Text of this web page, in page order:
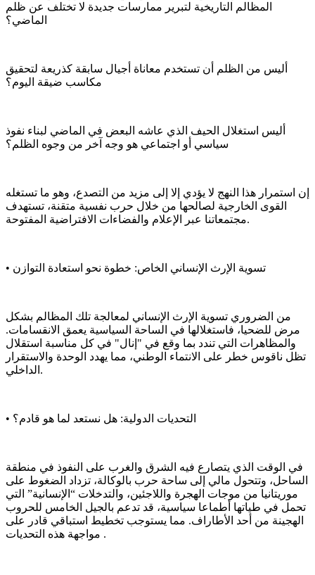
المظالم التاريخية لتبرير ممارسات جديدة لا تختلف عن ظلم
الماضي؟
أليس من الظلم أن تستخدم معاناة أجيال سابقة كذريعة لتحقيق
أليس استغلال الحيف الذي عاشه البعض في الماضي لبناء نفوذ
إن استمرار هذا النهج لا يؤدي إلا إلى مزيد من التصدع، وهو ما تستغله
القوى الخارجية لصالحها من خلال حرب نفسية متقنة، تستهدف
مجتمعاتنا عبر الإعلام والفضاءات الافتراضية المفتوحة.
• تسوية الإرث الإنساني الخاص: خطوة نحو استعادة التوازن
من الضروري تسوية الإرث الإنساني لمعالجة تلك المظالم بشكل
مرض للضحيا، فاستغلالها في الساحة السياسية يعمق الانقسامات.
والمظاهرات التي تندد بما وقع في "إنال" في كل مناسبة استقلال
تظل ناقوس خطر على الانتماء الوطني، مما يهدد الوحدة والاستقرار
الداخلي.
• التحديات الدولية: هل نستعد لما هو قادم؟
في الوقت الذي يتصارع فيه الشرق والغرب على النفوذ في منطقة
الساحل، وتتحول مالي إلى ساحة حرب بالوكالة، تزداد الضغوط على
موريتانيا من موجات الهجرة واللاجئين، والتدخلات “الإنسانية” التي
تحمل في طياتها أطماعا سياسية، قد تدعم بالجيل الخامس للحروب
الهجينة من أحد الأطاراف. مما يستوجب تخطيط استباقي قادر على
مواجهة هذه التحديات .